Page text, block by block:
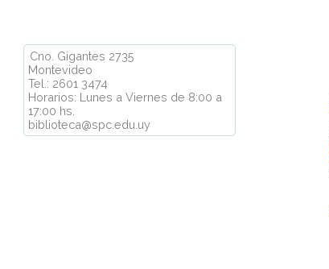
Cno. Gigantes 2735
Montevideo
Tel.: 2601 3474
Horarios: Lunes a Viernes de 8:00 a
17:00 hs.
biblioteca@spc.edu.uy